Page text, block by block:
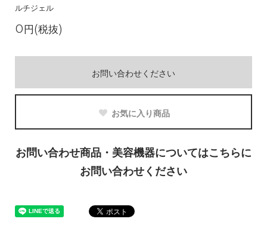
ルチジェル
0円(税抜)
お問い合わせください
お気に入り商品
お問い合わせ商品・美容機器についてはこちらに
お問い合わせください